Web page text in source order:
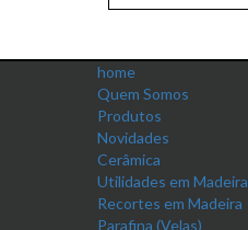
home
Quem Somos
Produtos
Novidades
Cerâmica
Utilidades em Madeira
Recortes em Madeira
Parafina (Velas)